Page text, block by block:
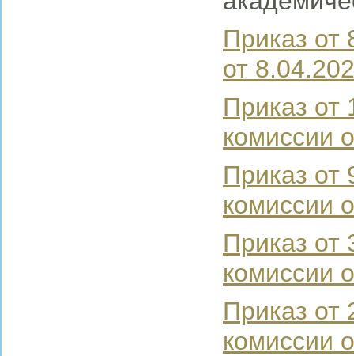
Приказ от
от
Приказ от
комиссии
Приказ от
комиссии
Приказ от
комиссии
Приказ от
комиссии